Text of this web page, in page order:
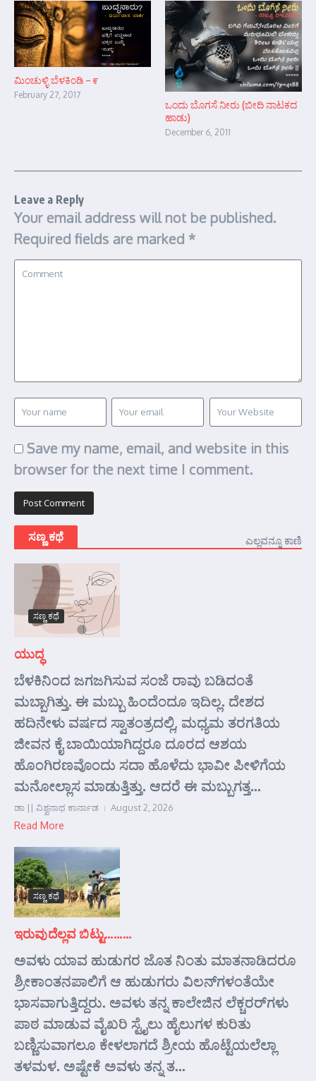
ಮಿಂಚುಳ್ಳಿ ಬೆಳಕಿಂಡಿ – ೯
February 27, 2017
ಒಂದು ಬೊಗಸೆ ನೀರು (ಬೀದಿ ನಾಟಕದ
ಹಾಡು)
December 6, 2011
Leave a Reply
Your email address will not be published.
Required fields are marked *
Save my name, email, and website in this
browser for the next time I comment.
ಸಣ್ಣ ಕಥೆ ಎಲ್ಲವನ್ನೂ ಕಾಣಿ
ಸಣ್ಣ ಕಥೆ
ಯುದ್ಧ
ಬೆಳಕಿನಿಂದ ಜಗಜಗಿಸುವ ಸಂಜೆ ರಾವು ಬಡಿದಂತೆ
ಮಬ್ಬಾಗಿತ್ತು. ಈ ಮಬ್ಬು ಹಿಂದೆಂದೂ ಇದಿಲ್ಲ. ದೇಶದ
ಹದಿನೇಳು ವರ್ಷದ ಸ್ವಾತಂತ್ರದಲ್ಲಿ, ಮಧ್ಯಮ ತರಗತಿಯ
ಜೀವನ ಕೈ ಬಾಯಿಯಾಗಿದ್ದರೂ ದೂರದ ಆಶಯ
ಹೊಂಗಿರಣವೊಂದು ಸದಾ ಹೊಳೆದು ಭಾವೀ ಪೀಳಿಗೆಯ
ಮನೋಲ್ಲಾಸ ಮಾಡುತ್ತಿತ್ತು. ಆದರೆ ಈ ಮಬ್ಬುಗತ್ತ...
ಡಾ || ವಿಶ್ವನಾಥ ಕಾರ್ನಾಡ August 2, 2026
Read More
ಸಣ್ಣ ಕಥೆ
ಇರುವುದೆಲ್ಲವ ಬಿಟ್ಟು………
ಅವಳು ಯಾವ ಹುಡುಗರ ಜೊತ ನಿಂತು ಮಾತನಾಡಿದರೂ
ಶ್ರೀಕಾಂತನಪಾಲಿಗೆ ಆ ಹುಡುಗರು ವಿಲನ್‌ಗಳಂತೆಯೇ
ಭಾಸವಾಗುತ್ತಿದ್ದರು. ಅವಳು ತನ್ನ ಕಾಲೇಜಿನ ಲೆಕ್ಚರರ್‌ಗಳು
ಪಾಠ ಮಾಡುವ ವೈಖರಿ ಸ್ಟೈಲು ಹೈಲುಗಳ ಕುರಿತು
ಬಣ್ಣಿಸುವಾಗಲೂ ಕೇಳಲಾಗದೆ ಶ್ರೀಯ ಹೊಟ್ಟೆಯಲೆಲ್ಲಾ
ತಳಮಳ. ಅಷ್ಟೇಕೆ ಅವಳು ತನ್ನ ತ...